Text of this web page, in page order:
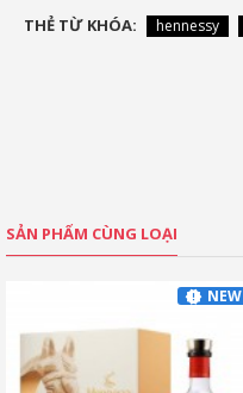
THẺ TỪ KHÓA: hennessy
SẢN PHẨM CÙNG LOẠI
NEW